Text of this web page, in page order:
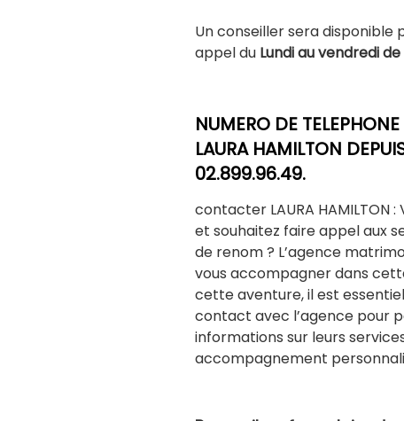
Un conseiller sera
appel du Lundi au vendredi de
NUMERO DE
LAURA HAMILTON
02.899.96.49.
contacter LAURA HAMILTON
et souhaitez faire appel aux
de renom ? L’agence
vous accompagner dans
cette aventure, il est
contact avec l’agence pour
informations sur leurs
accompagnement